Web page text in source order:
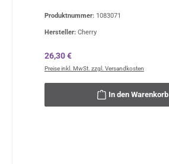
Produktnummer: 1083071
Hersteller: Cherry
Regulärer Preis:
26,30 €
Preise inkl. MwSt. zzgl. Versandkosten
In den Warenkorb